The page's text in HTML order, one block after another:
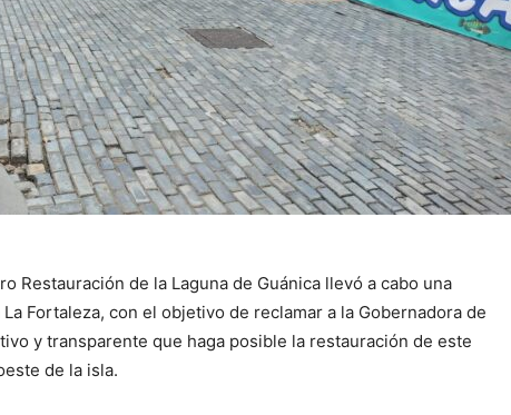
Restauración de la Laguna de Guánica llevó a cabo una
Fortaleza, con el objetivo de reclamar a la Gobernadora de
y transparente que haga posible la restauración de este
de la isla.